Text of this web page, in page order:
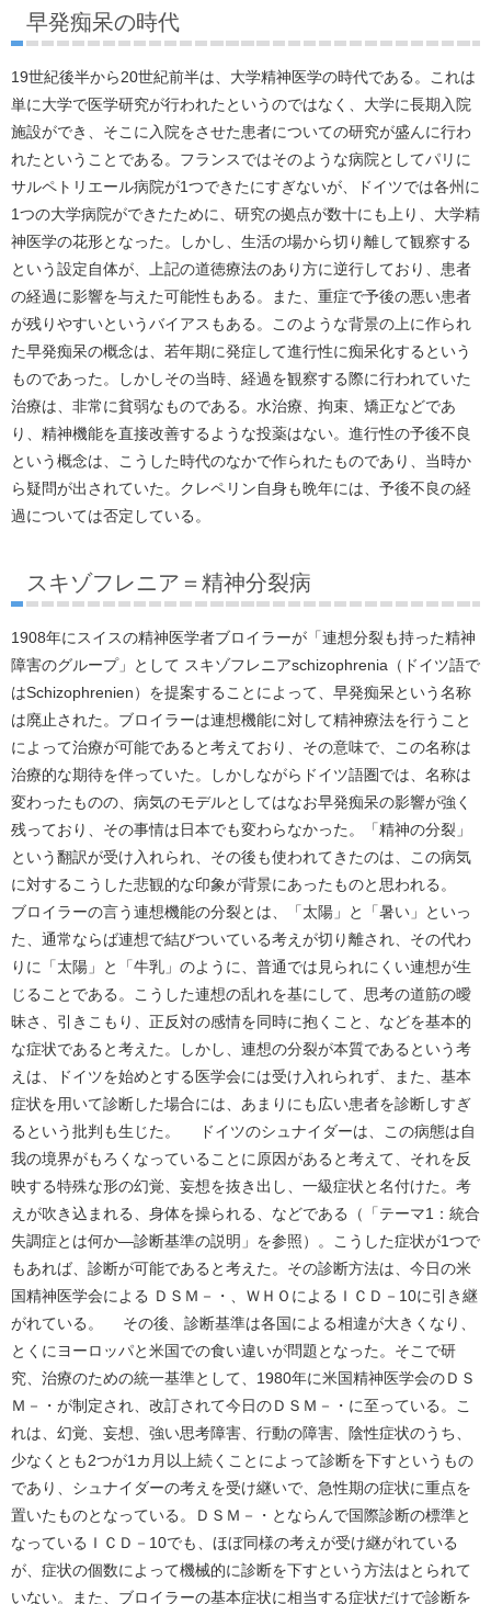
早発痴呆の時代
19世紀後半から20世紀前半は、大学精神医学の時代である。これは
単に大学で医学研究が行われたというのではなく、大学に長期入院
施設ができ、そこに入院をさせた患者についての研究が盛んに行わ
れたということである。フランスではそのような病院としてパリに
サルペトリエール病院が1つできたにすぎないが、ドイツでは各州に
1つの大学病院ができたために、研究の拠点が数十にも上り、大学精
神医学の花形となった。しかし、生活の場から切り離して観察する
という設定自体が、上記の道徳療法のあり方に逆行しており、患者
の経過に影響を与えた可能性もある。また、重症で予後の悪い患者
が残りやすいというバイアスもある。このような背景の上に作られ
た早発痴呆の概念は、若年期に発症して進行性に痴呆化するという
ものであった。しかしその当時、経過を観察する際に行われていた
治療は、非常に貧弱なものである。水治療、拘束、矯正などであ
り、精神機能を直接改善するような投薬はない。進行性の予後不良
という概念は、こうした時代のなかで作られたものであり、当時か
ら疑問が出されていた。クレペリン自身も晩年には、予後不良の経
過については否定している。
スキゾフレニア＝精神分裂病
1908年にスイスの精神医学者ブロイラーが「連想分裂も持った精神
障害のグループ」として スキゾフレニアschizophrenia（ドイツ語で
はSchizophrenien）を提案することによって、早発痴呆という名称
は廃止された。ブロイラーは連想機能に対して精神療法を行うこと
によって治療が可能であると考えており、その意味で、この名称は
治療的な期待を伴っていた。しかしながらドイツ語圏では、名称は
変わったものの、病気のモデルとしてはなお早発痴呆の影響が強く
残っており、その事情は日本でも変わらなかった。「精神の分裂」
という翻訳が受け入れられ、その後も使われてきたのは、この病気
に対するこうした悲観的な印象が背景にあったものと思われる。
ブロイラーの言う連想機能の分裂とは、「太陽」と「暑い」といっ
た、通常ならば連想で結びついている考えが切り離され、その代わ
りに「太陽」と「牛乳」のように、普通では見られにくい連想が生
じることである。こうした連想の乱れを基にして、思考の道筋の曖
昧さ、引きこもり、正反対の感情を同時に抱くこと、などを基本的
な症状であると考えた。しかし、連想の分裂が本質であるという考
えは、ドイツを始めとする医学会には受け入れられず、また、基本
症状を用いて診断した場合には、あまりにも広い患者を診断しすぎ
るという批判も生じた。 ドイツのシュナイダーは、この病態は自
我の境界がもろくなっていることに原因があると考えて、それを反
映する特殊な形の幻覚、妄想を抜き出し、一級症状と名付けた。考
えが吹き込まれる、身体を操られる、などである（「テーマ1：統合
失調症とは何か―診断基準の説明」を参照）。こうした症状が1つで
もあれば、診断が可能であると考えた。その診断方法は、今日の米
国精神医学会による ＤＳＭ－・、ＷＨＯによるＩＣＤ－10に引き継
がれている。 その後、診断基準は各国による相違が大きくなり、
とくにヨーロッパと米国での食い違いが問題となった。そこで研
究、治療のための統一基準として、1980年に米国精神医学会のＤＳ
Ｍ－・が制定され、改訂されて今日のＤＳＭ－・に至っている。こ
れは、幻覚、妄想、強い思考障害、行動の障害、陰性症状のうち、
少なくとも2つが1カ月以上続くことによって診断を下すというもの
であり、シュナイダーの考えを受け継いで、急性期の症状に重点を
置いたものとなっている。ＤＳＭ－・とならんで国際診断の標準と
なっているＩＣＤ－10でも、ほぼ同様の考えが受け継がれている
が、症状の個数によって機械的に診断を下すという方法はとられて
いない。また、ブロイラーの基本症状に相当する症状だけで診断を